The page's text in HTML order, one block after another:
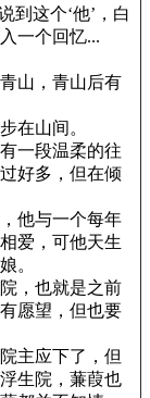
到这个‘他’，白
一个回忆...
山，青山后有
在山间。
一段温柔的往
好多，但在倾
他与一个每年
爱，可他天生
。
，也就是之前
愿望，但也要
主应下了，但
生院，蒹葭也